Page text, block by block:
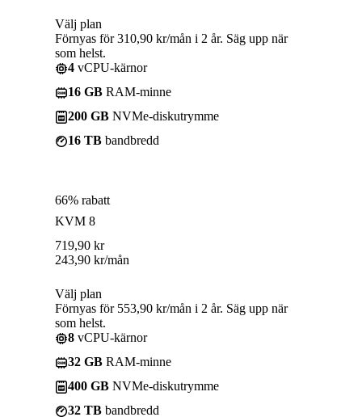
Välj plan
Förnyas för 310,90 kr/mån i 2 år. Säg upp när
som helst.
4 vCPU-kärnor
16 GB RAM-minne
200 GB NVMe-diskutrymme
16 TB bandbredd
66% rabatt
KVM 8
719,90 kr
243,90 kr/mån
Välj plan
Förnyas för 553,90 kr/mån i 2 år. Säg upp när
som helst.
8 vCPU-kärnor
32 GB RAM-minne
400 GB NVMe-diskutrymme
32 TB bandbredd